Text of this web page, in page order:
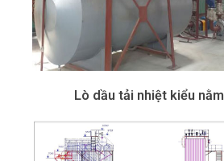
Lò dầu tải nhiệt kiểu nằm